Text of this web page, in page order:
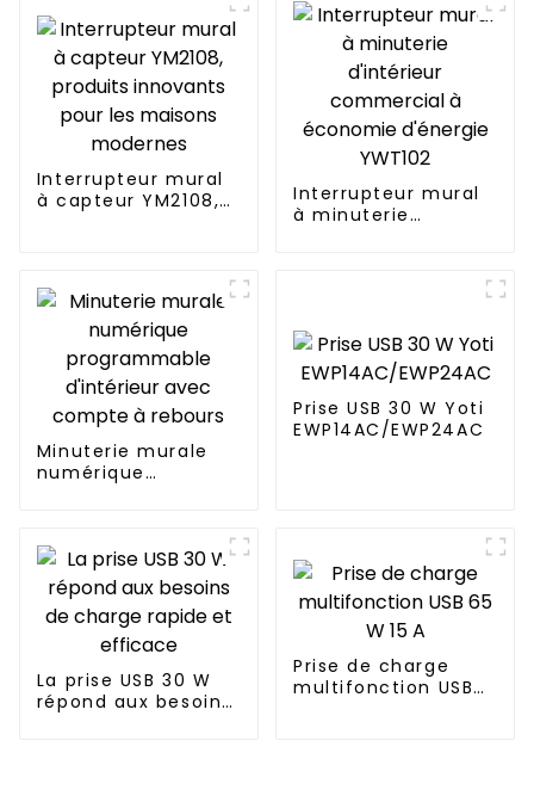
Interrupteur mural
à capteur YM2108,
Interrupteur mural
à minuterie
économie d'énergie
Minuterie murale
numérique
Prise USB 30 W Yoti
EWP14AC/EWP24AC
La prise USB 30 W
répond aux besoins
Prise de charge
multifonction USB